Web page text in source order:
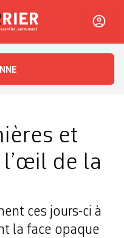
L'essentiel, autrement
et
l’œil de la
ces jours-ci à
la face opaque